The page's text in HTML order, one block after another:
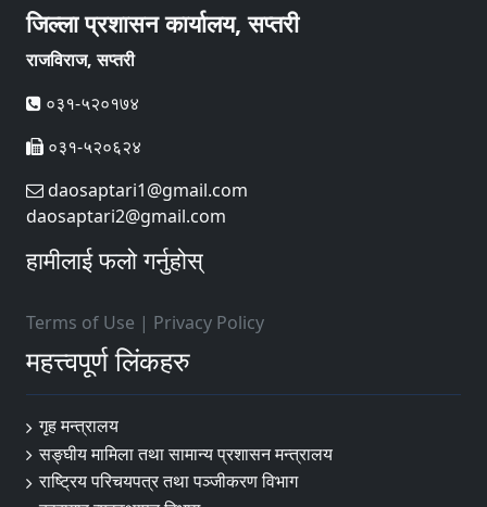
जिल्ला प्रशासन कार्यालय, सप्तरी
राजविराज, सप्तरी
०३१-५२०१७४
०३१-५२०६२४
daosaptari1@gmail.com
daosaptari2@gmail.com
हामीलाई फलो गर्नुहोस्
Terms of Use | Privacy Policy
महत्त्वपूर्ण लिंकहरु
गृह मन्त्रालय
सङ्घीय मामिला तथा सामान्य प्रशासन मन्त्रालय
राष्ट्रिय परिचयपत्र तथा पञ्जीकरण विभाग